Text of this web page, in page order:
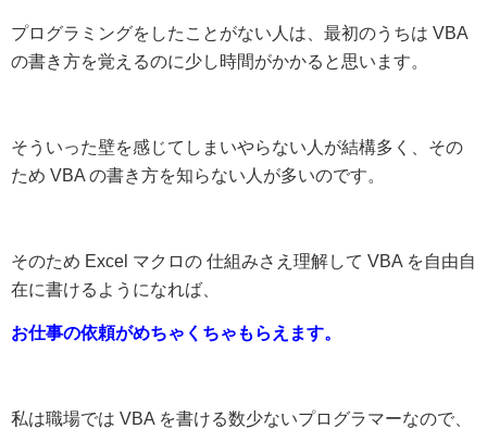
プログラミングをしたことがない人は、最初のうちは VBA
の書き方を覚えるのに少し時間がかかると思います。
そういった壁を感じてしまいやらない人が結構多く、その
ため VBA の書き方を知らない人が多いのです。
そのため Excel マクロの 仕組みさえ理解して VBA を自由自
在に書けるようになれば、
お仕事の依頼がめちゃくちゃもらえます。
私は職場では VBA を書ける数少ないプログラマーなので、